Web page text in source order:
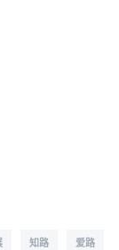
知路 爱路